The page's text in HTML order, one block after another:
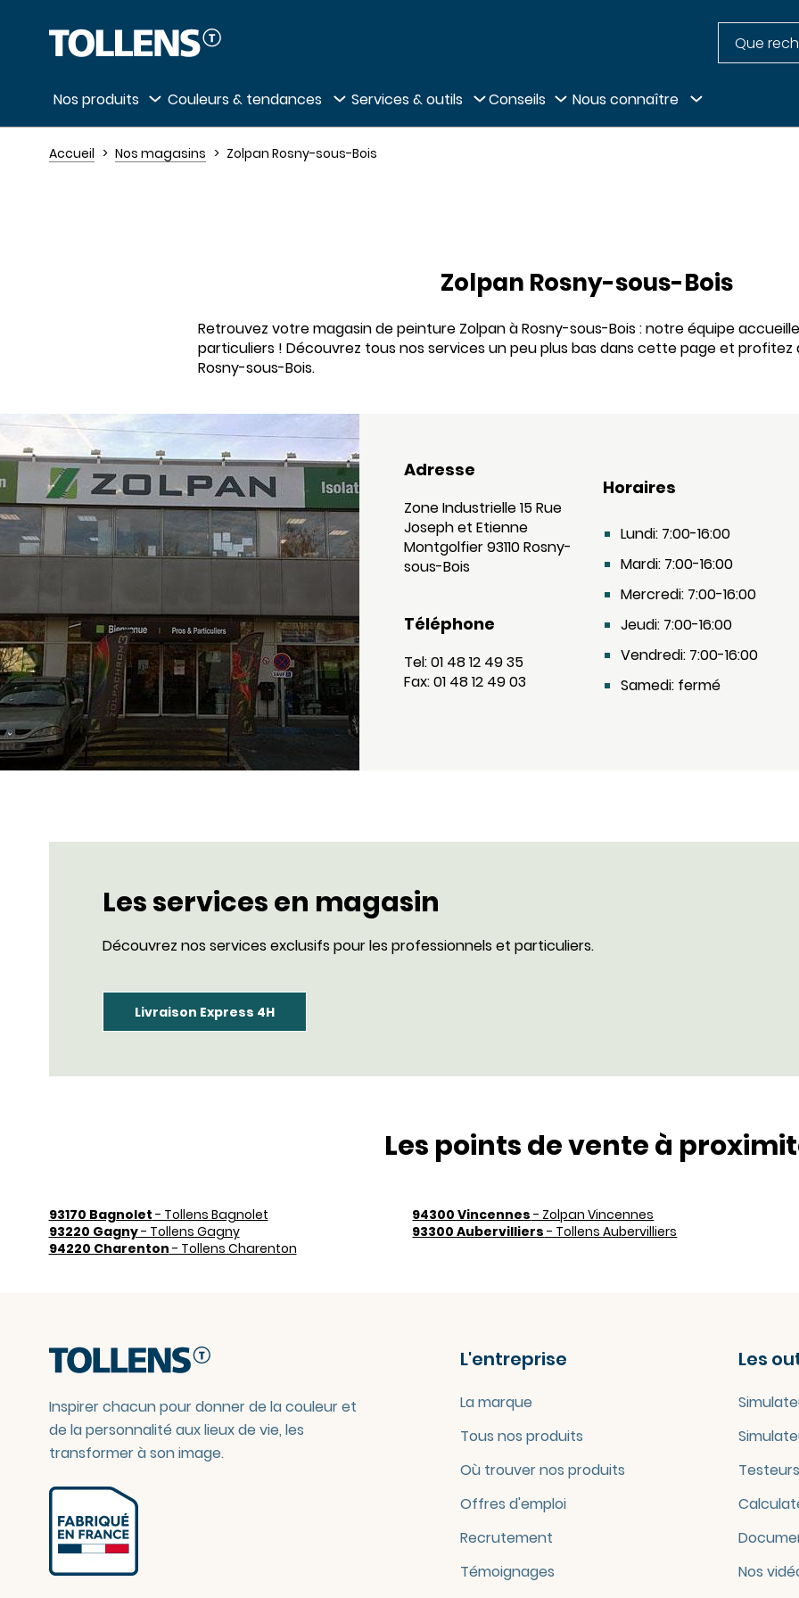
Passer la liste des magasins et aller au pied de page
Nos produits Couleurs & tendances Services & outils Conseils Nous connaître
Accueil Nos magasins Zolpan Rosny-sous-Bois
Zolpan Rosny-sous-Bois
Retrouvez votre magasin de peinture Zolpan à Rosny-sous-Bois : notre équipe
particuliers ! Découvrez tous nos services un peu plus bas dans cette page et profitez
Rosny-sous-Bois.
Adresse
Zone Industrielle 15 Rue
Joseph et Etienne
Montgolfier 93110 Rosny-
sous-Bois
Téléphone
Tel: 01 48 12 49 35
Fax: 01 48 12 49 03
Horaires
Lundi: 7:00-16:00
Mardi: 7:00-16:00
Mercredi: 7:00-16:00
Jeudi: 7:00-16:00
Vendredi: 7:00-16:00
Samedi: fermé
Les services en magasin
Découvrez nos services exclusifs pour les professionnels et particuliers.
Livraison Express 4H
Les points de vente à
93170 Bagnolet - Tollens Bagnolet 94300 Vincennes - Zolpan Vincennes
93220 Gagny- Tollens Gagny 93300 Aubervilliers - Tollens Aubervilliers
94220 Charenton - Tollens Charenton
Inspirer chacun pour donner de la couleur et
de la personnalité aux lieux de vie, les
transformer à son image.
L'entreprise
La marque
Tous nos produits
Où trouver nos produits
Offres d'emploi
Recrutement
Témoignages
Les
Nos